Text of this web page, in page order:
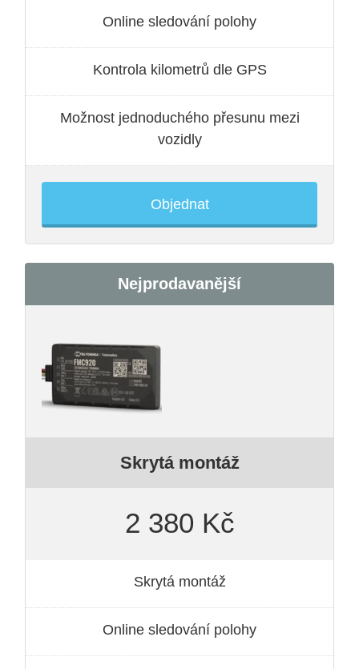
Online sledování polohy
Kontrola kilometrů dle GPS
Možnost jednoduchého přesunu mezi
vozidly
Objednat
Nejprodavanější
Skrytá montáž
2 380 Kč
Skrytá montáž
Online sledování polohy